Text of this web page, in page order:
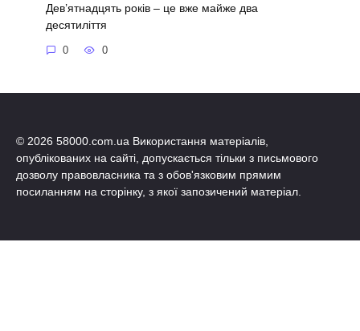
Дев’ятнадцять років – це вже майже два
десятиліття
0 0
© 2026 58000.com.ua Використання матеріалів,
опублікованих на сайті, допускається тільки з письмового
дозволу правовласника та з обов'язковим прямим
посиланням на сторінку, з якої запозичений матеріал.